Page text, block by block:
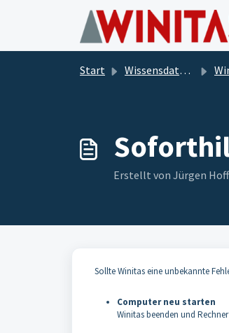
Zum hauptsächlichen Inhalt
Start Wissensdatenbank
Erstellt von Jürgen
Sollte Winitas eine unbekannte
Computer neu starten
Winitas beenden und